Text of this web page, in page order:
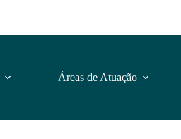
Áreas de Atuação